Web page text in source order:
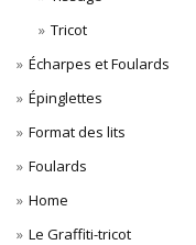
Tricot
Écharpes et Foulards
Épinglettes
Format des lits
Foulards
Home
Le Graffiti-tricot